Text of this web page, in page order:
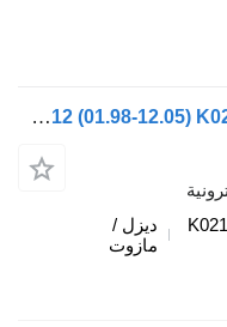
معدل نظام الفرامل الإلكترونية Knorr-Bremse FM12 (01.98-12.05) K021203 لـ الشاحنات Volvo FM7-FM12, FM, FMX (1998-2014)
ديزل /
مازوت